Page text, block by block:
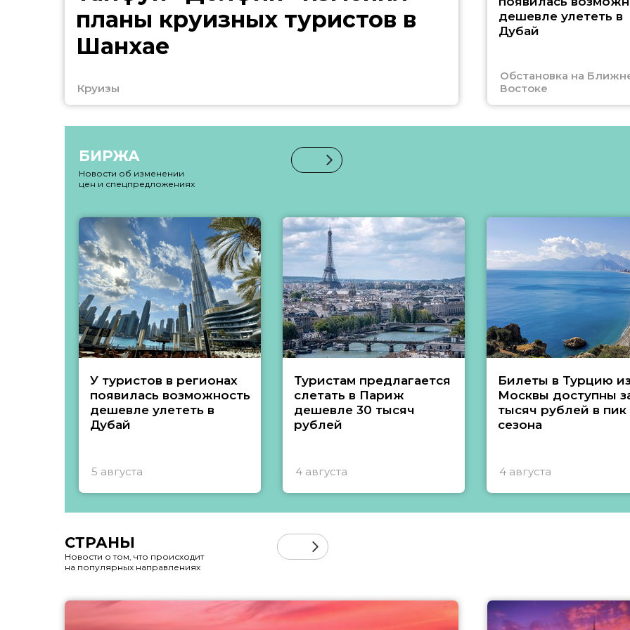
планы круизных туристов в
Шанхае
Круизы
дешевле улететь в
Дубай
Обстановка на
Востоке
БИРЖА
Новости об изменении
цен и спецпредложениях
У туристов в регионах
появилась возможность
дешевле улететь в
Дубай
5 августа
Туристам предлагается
слетать в Париж
дешевле 30 тысяч
рублей
4 августа
Билеты в Турцию из
Москвы доступны
тысяч рублей в пик
сезона
4 августа
СТРАНЫ
Новости о том, что происходит
на популярных направлениях